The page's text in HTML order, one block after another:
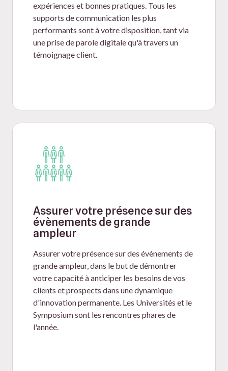
expériences et bonnes pratiques. Tous les
supports de communication les plus
performants sont à votre disposition, tant via
une prise de parole digitale qu'à travers un
témoignage client.
Assurer votre présence sur des
évènements de grande
ampleur
Assurer votre présence sur des évènements de
grande ampleur, dans le but de démontrer
votre capacité à anticiper les besoins de vos
clients et prospects dans une dynamique
d'innovation permanente. Les Universités et le
Symposium sont les rencontres phares de
l'année.